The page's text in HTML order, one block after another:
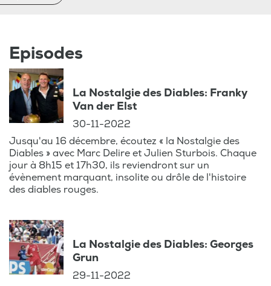
Episodes
La Nostalgie des Diables: Franky
Van der Elst
30-11-2022
Jusqu'au 16 décembre, écoutez « la Nostalgie des
Diables » avec Marc Delire et Julien Sturbois. Chaque
jour à 8h15 et 17h30, ils reviendront sur un
évènement marquant, insolite ou drôle de l'histoire
des diables rouges.
La Nostalgie des Diables: Georges
Grun
29-11-2022